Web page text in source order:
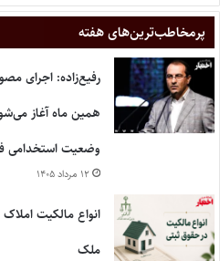
پر‌مخاطب‌ترین‌های هفته
رفیع‌زاده: اجرای
همین ماه آغاز
وضعیت استخدامی
۱۲ مرداد ۱۴۰۵
ملک